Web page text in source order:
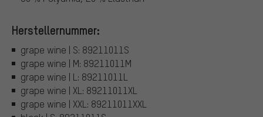
Herstellernummer:
grape wine | S: 89211011S
grape wine | M: 89211011M
grape wine | L: 89211011L
grape wine | XL: 89211011XL
grape wine | XXL: 89211011XXL